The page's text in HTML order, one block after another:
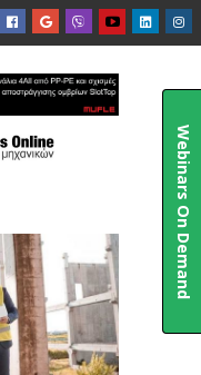

Webinars On Demand